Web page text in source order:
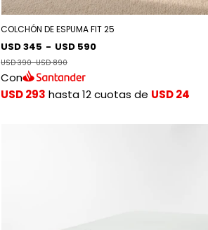
COLCHÓN DE ESPUMA FIT 25
USD 345 - USD 590
USD 390-USD 890
Con
USD 293 hasta 12 cuotas de USD 24